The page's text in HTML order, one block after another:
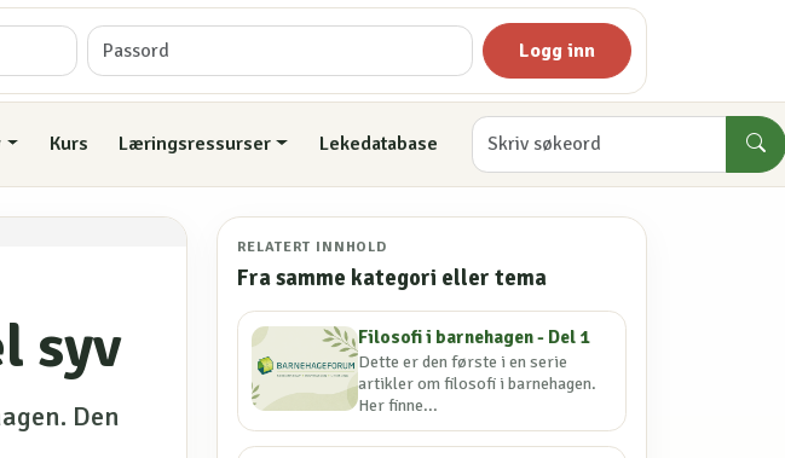
Logg inn
Kurs Læringsressurser Lekedatabase
syv
Den
RELATERT INNHOLD
Fra samme kategori eller tema
Filosofi i barnehagen - Del 1
Dette er den første i en serie
artikler om filosofi i barnehagen.
Her finne...